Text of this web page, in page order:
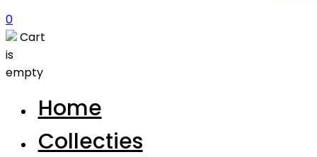
0
Cart
is
empty
Home
Collecties